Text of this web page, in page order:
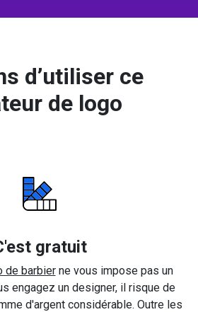
d’utiliser ce
de logo
gratuit
de barbierne vous impose pas un
engagez un designer, il risque de
d'argent considérable. Outre les